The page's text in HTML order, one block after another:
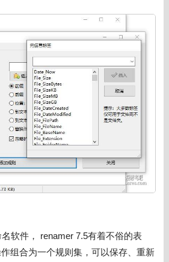
软件， renamer 7.5有着不俗的表
组合为一个规则集，可以保存、重新